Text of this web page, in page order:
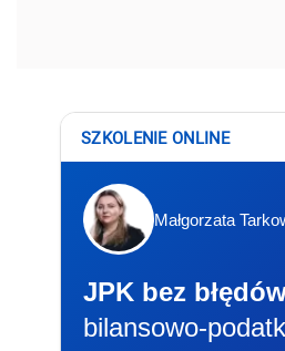
SZKOLENIE ONLINE
Małgorzata
JPK bez
bilansowo-